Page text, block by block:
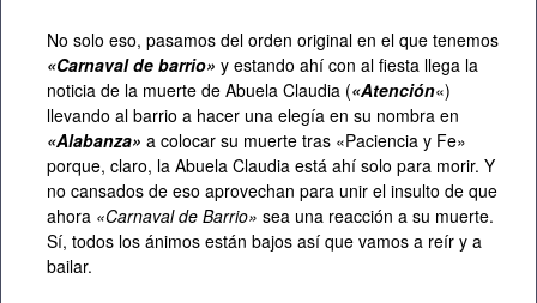
No solo eso, pasamos del orden original en el que tenemos
«Carnaval de barrio» y estando ahí con al fiesta llega la
noticia de la muerte de Abuela Claudia («Atención«)
llevando al barrio a hacer una elegía en su nombra en
«Alabanza» a colocar su muerte tras «Paciencia y Fe»
porque, claro, la Abuela Claudia está ahí solo para morir. Y
no cansados de eso aprovechan para unir el insulto de que
ahora «Carnaval de Barrio» sea una reacción a su muerte.
Sí, todos los ánimos están bajos así que vamos a reír y a
bailar.